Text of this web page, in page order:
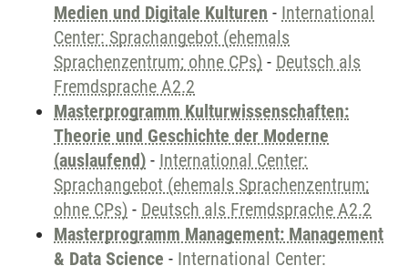
Medien und Digitale Kulturen - International
Center: Sprachangebot (ehemals
Sprachenzentrum; ohne CPs) - Deutsch als
Fremdsprache A2.2
Masterprogramm Kulturwissenschaften:
Theorie und Geschichte der Moderne
(auslaufend) - International Center:
Sprachangebot (ehemals Sprachenzentrum;
ohne CPs) - Deutsch als Fremdsprache A2.2
Masterprogramm Management: Management
& Data Science - International Center: